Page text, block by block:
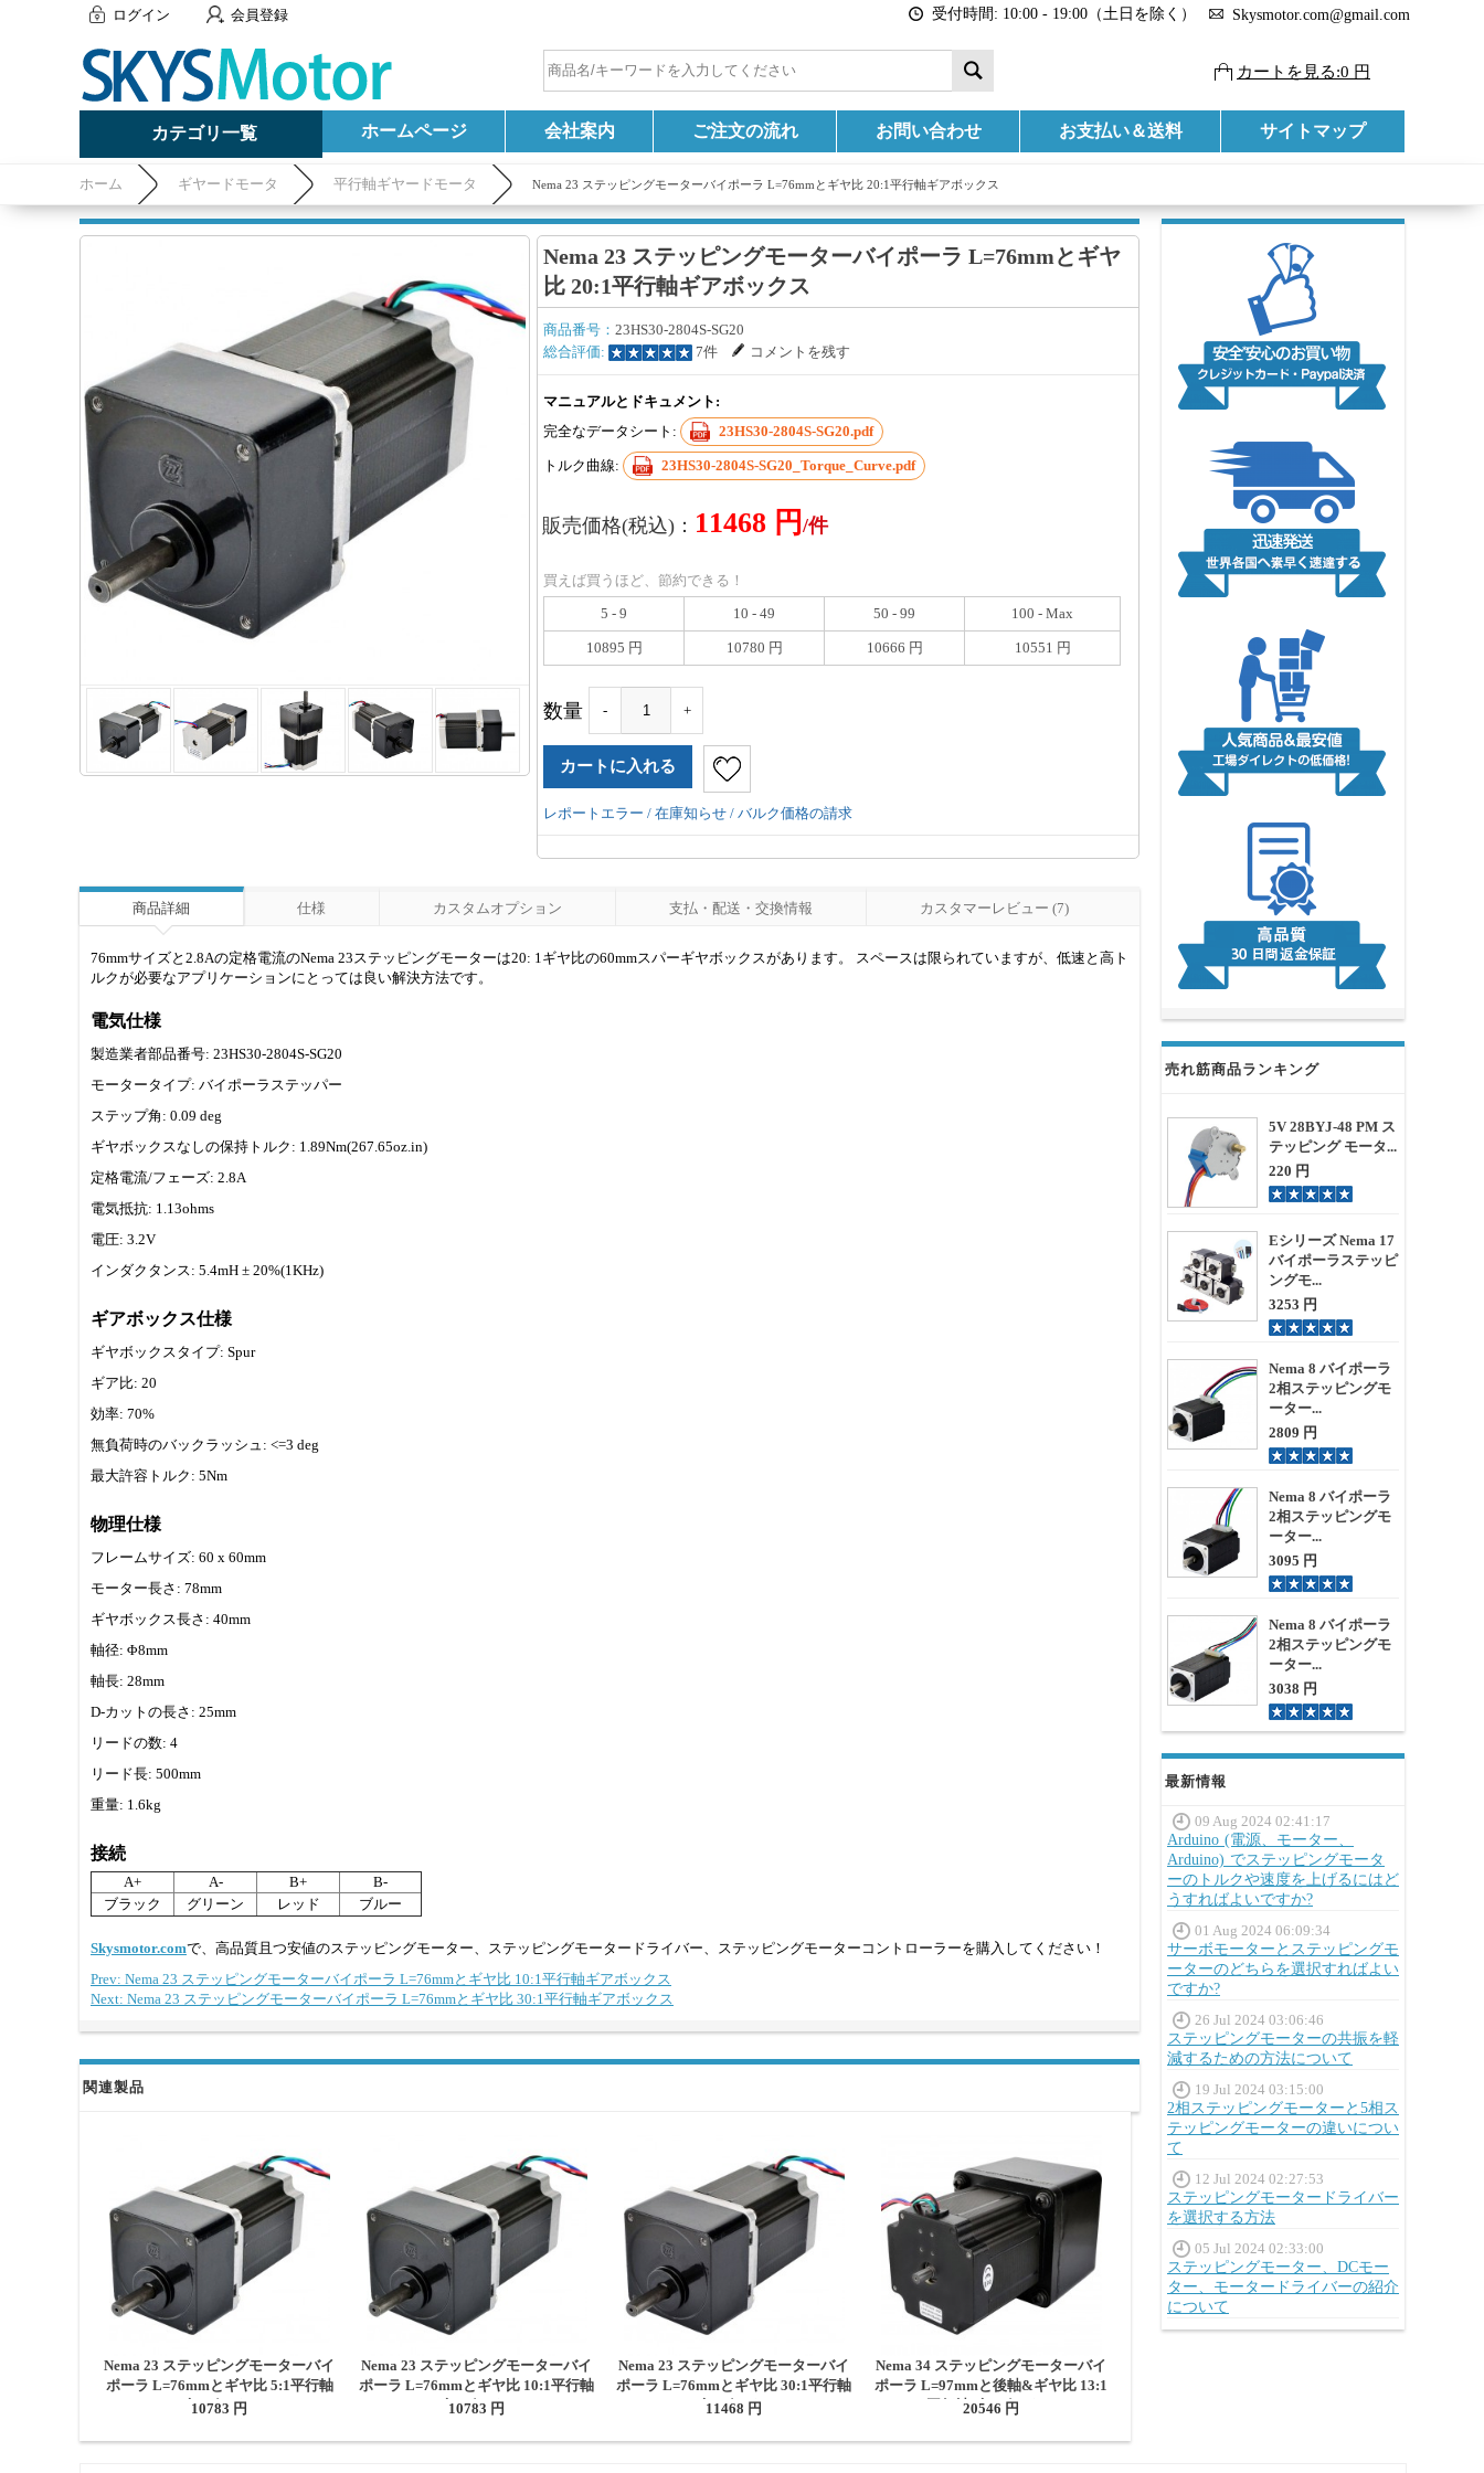
ログイン 会員登録 受付時間: 10:00 - 19:00（土日を除く） Skysmotor.com@gmail.com
カートを見る:0 円
カテゴリ一覧 ホームページ 会社案内 ご注文の流れ お問い合わせ お支払い＆送料 サイトマップ
ホーム ギヤードモータ 平行軸ギヤードモータ Nema 23 ステッピングモーターバイポーラ L=76mmとギヤ比 20:1平行軸ギアボックス
売れ筋商品ランキング
5V 28BYJ-48 PM ス
テッピング モータ...
220 円
Eシリーズ Nema 17
バイポーラステッピ
ングモ...
3253 円
Nema 8 バイポーラ
2相ステッピングモ
ーター...
2809 円
Nema 8 バイポーラ
2相ステッピングモ
ーター...
3095 円
Nema 8 バイポーラ
2相ステッピングモ
ーター...
3038 円
最新情報
09 Aug 2024 02:41:17
Arduino (電源、モーター、
Arduino) でステッピングモータ
ーのトルクや速度を上げるにはど
うすればよいですか?
01 Aug 2024 06:09:34
サーボモーターとステッピングモ
ーターのどちらを選択すればよい
ですか?
26 Jul 2024 03:06:46
ステッピングモーターの共振を軽
減するための方法について
19 Jul 2024 03:15:00
2相ステッピングモーターと5相ス
テッピングモーターの違いについ
て
12 Jul 2024 02:27:53
ステッピングモータードライバー
を選択する方法
05 Jul 2024 02:33:00
ステッピングモーター、DCモー
ター、モータードライバーの紹介
について
Nema 23 ステッピングモーターバイポーラ L=76mmとギヤ
比 20:1平行軸ギアボックス
商品番号： 23HS30-2804S-SG20
総合評価:
7件 コメントを残す
マニュアルとドキュメント:
完全なデータシート:
23HS30-2804S-SG20.pdf
トルク曲線: 23HS30-2804S-SG20_Torque_Curve.pdf
販売価格(税込)： 11468 円 /件
買えば買うほど、節約できる！
5 - 9
10 - 49 50 - 99 100 - Max
10895 円 10780 円 10666 円 10551 円
数量 - +
レポートエラー / 在庫知らせ / バルク価格の請求
商品詳細 仕様 カスタムオプション 支払・配送・交換情報 カスタマーレビュー (7)
76mmサイズと2.8Aの定格電流のNema 23ステッピングモーターは20: 1ギヤ比の60mmスパーギヤボックスがあります。 スペースは限られていますが、低速と高ト
ルクが必要なアプリケーションにとっては良い解決方法です。
電気仕様
製造業者部品番号: 23HS30-2804S-SG20
モータータイプ: バイポーラステッパー
ステップ角: 0.09 deg
ギヤボックスなしの保持トルク: 1.89Nm(267.65oz.in)
定格電流/フェーズ: 2.8A
電気抵抗: 1.13ohms
電圧: 3.2V
インダクタンス: 5.4mH ± 20%(1KHz)
ギアボックス仕様
ギヤボックスタイプ: Spur
ギア比: 20
効率: 70%
無負荷時のバックラッシュ: <=3 deg
最大許容トルク: 5Nm
物理仕様
フレームサイズ: 60 x 60mm
モーター長さ: 78mm
ギヤボックス長さ: 40mm
軸径: Φ8mm
軸長: 28mm
D-カットの長さ: 25mm
リードの数: 4
リード長: 500mm
重量: 1.6kg
接続
A+ A- B+
B-
ブラック
グリーン レッド ブルー
Skysmotor.comで、高品質且つ安値のステッピングモーター、ステッピングモータードライバー、ステッピングモーターコントローラーを購入してください！
Prev: Nema 23 ステッピングモーターバイポーラ L=76mmとギヤ比 10:1平行軸ギアボックス
Next: Nema 23 ステッピングモーターバイポーラ L=76mmとギヤ比 30:1平行軸ギアボックス
関連製品
Nema 23 ステッピングモーターバイ
ポーラ L=76mmとギヤ比 5:1平行軸
ギアボックス
10783 円
Nema 23 ステッピングモーターバイ
ポーラ L=76mmとギヤ比 10:1平行軸
ギアボックス
10783 円
Nema 23 ステッピングモーターバイ
ポーラ L=76mmとギヤ比 30:1平行軸
ギアボックス
11468 円
Nema 34 ステッピングモーターバイ
ポーラ L=97mmと後軸&ギヤ比 13:1
平行軸ギアボックス
20546 円